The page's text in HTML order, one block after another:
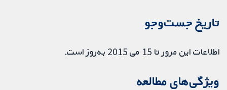
تاریخ جست‌وجو
اطلاعات این مرور تا 15 می 2015 به‌روز است.
ویژگی‌های مطالعه